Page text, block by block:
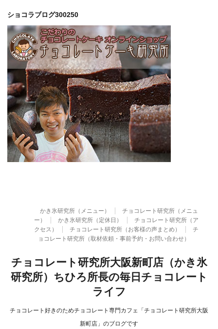
ショコラブログ300250
かき氷研究所（メニュー）
チョコレート研究所（メニュ
ー）
かき氷研究所（定休日）
チョコレート研究所（ア
クセス）
チョコレート研究所（お客様の声まとめ）
チ
ョコレート研究所（取材依頼・事前予約・お問い合わせ）
チョコレート研究所大阪新町店（かき氷
研究所）ちひろ所長の毎日チョコレート
ライフ
チョコレート好きのためチョコレート専門カフェ「チョコレート研究所大阪
新町店」のブログです